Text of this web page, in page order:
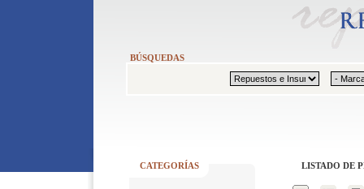
BÚSQUEDAS
CATEGORÍAS LISTADO DE